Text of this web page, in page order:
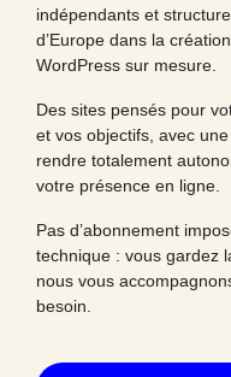
indépendants et
d’Europe dans la
WordPress sur mesure.
Des sites pensés pour
et vos objectifs, avec
rendre totalement
votre présence en ligne.
Pas d’abonnement
technique : vous gardez
nous vous
besoin.